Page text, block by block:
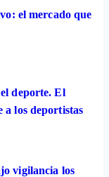
el mercado que
deporte. El
a los deportistas
vigilancia los